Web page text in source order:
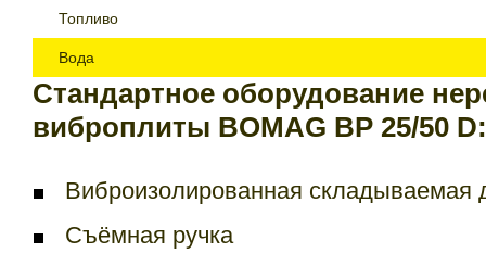
Топливо
Вода
Стандартное оборудование
виброплиты BOMAG ВР 25/50 D:
Виброизолированная складываемая
Съёмная ручка